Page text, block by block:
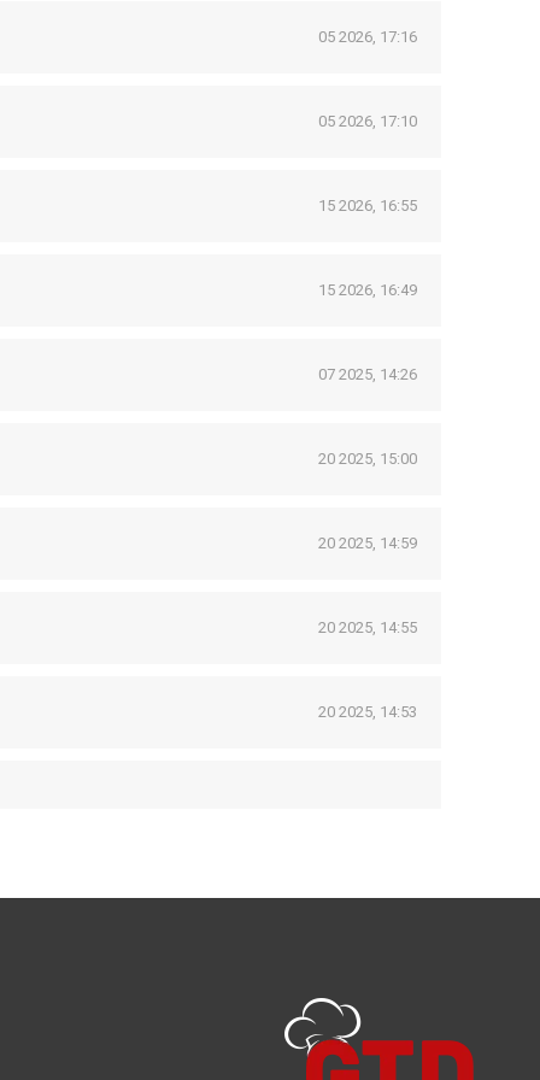
05 2026, 17:16
05 2026, 17:10
15 2026, 16:55
15 2026, 16:49
07 2025, 14:26
20 2025, 15:00
20 2025, 14:59
20 2025, 14:55
20 2025, 14:53